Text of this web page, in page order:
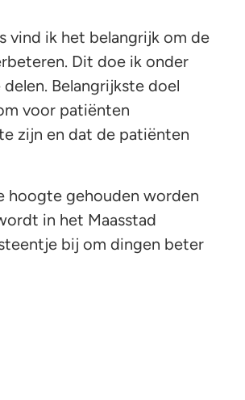
vind ik het belangrijk om de
Dit doe ik onder
Belangrijkste doel
voor patiënten
zijn en dat de patiënten
hoogte gehouden worden
in het Maasstad
bij om dingen beter